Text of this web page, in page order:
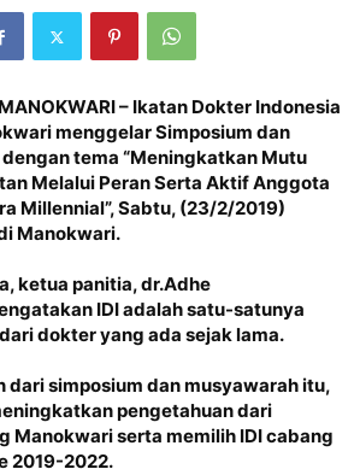
– Ikatan Dokter Indonesia
menggelar Simposium dan
tema “Meningkatkan Mutu
Melalui Peran Serta Aktif Anggota
Millennial”, Sabtu, (23/2/2019)
Manokwari.
ketua panitia, dr.Adhe
IDI adalah satu-satunya
dokter yang ada sejak lama.
dari simposium dan musyawarah itu,
pengetahuan dari
Manokwari serta memilih IDI cabang
2019-2022.